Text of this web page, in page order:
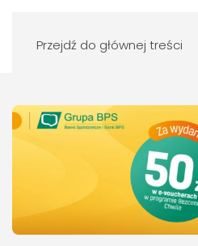
Przejdź do głównej treści